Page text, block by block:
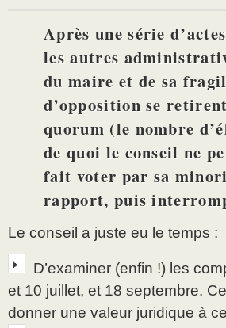
Après une série
les autres
du maire et de sa
d’opposition se
quorum (le nombre
de quoi le conseil ne
fait voter par sa
rapport, puis
Le conseil a juste eu le temps :
D’examiner (enfin !) les
et 10 juillet, et 18 septembre.
donner une valeur juridique à